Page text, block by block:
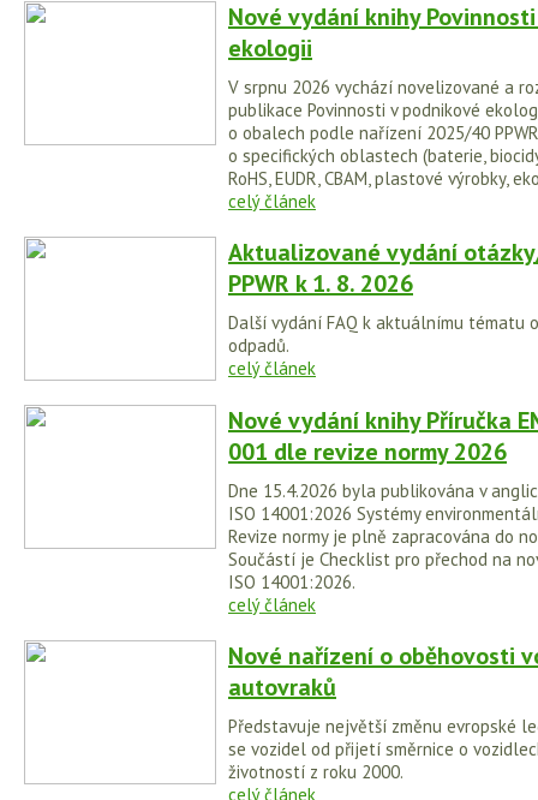
Nové vydání knihy
ekologii
V srpnu 2026 vychází novelizované a
publikace Povinnosti v podnikové
o obalech podle nařízení 2025/40
o specifických oblastech (baterie,
RoHS, EUDR, CBAM, plastové výrobky,
celý článek
Aktualizované vydání
PPWR k 1. 8. 2026
Další vydání FAQ k aktuálnímu tématu
odpadů.
celý článek
Nové vydání knihy Příručka
001 dle revize normy 2026
Dne 15.4.2026 byla publikována v
ISO 14001:2026 Systémy
Revize normy je plně zapracována do
Součástí je Checklist pro přechod na
ISO 14001:2026.
celý článek
Nové nařízení o oběhovosti
autovraků
Představuje největší změnu evropské
se vozidel od přijetí směrnice o
životností z roku 2000.
celý článek